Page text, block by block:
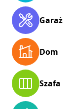
Garaż
Dom
Szafa